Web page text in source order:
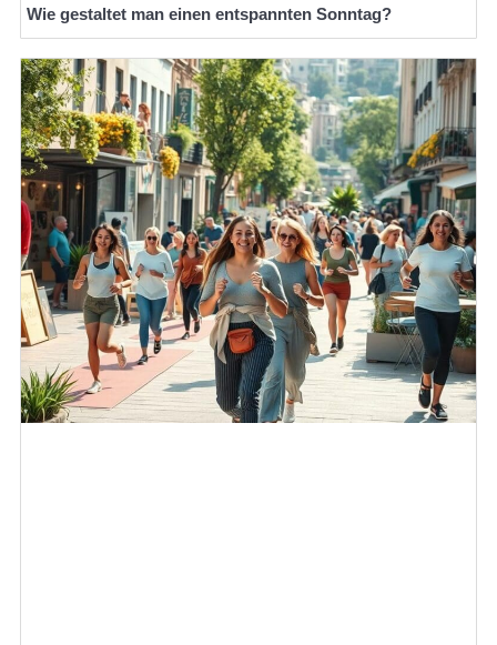
Wie gestaltet man einen entspannten Sonntag?